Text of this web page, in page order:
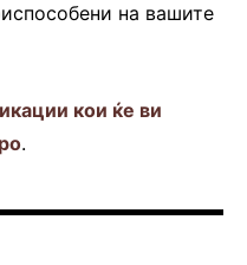
на вашите
кои ќе ви
.